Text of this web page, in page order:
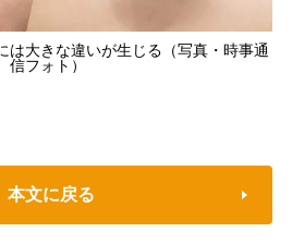
は大きな違いが生じる（写真・時事通
信フォト）
本文に戻る